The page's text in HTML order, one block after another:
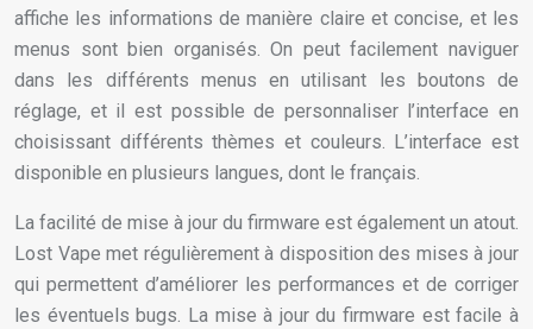
affiche les informations de manière claire et concise, et les
menus sont bien organisés. On peut facilement naviguer
dans les différents menus en utilisant les boutons de
réglage, et il est possible de personnaliser l’interface en
choisissant différents thèmes et couleurs. L’interface est
disponible en plusieurs langues, dont le français.
La facilité de mise à jour du firmware est également un atout.
Lost Vape met régulièrement à disposition des mises à jour
qui permettent d’améliorer les performances et de corriger
les éventuels bugs. La mise à jour du firmware est facile à